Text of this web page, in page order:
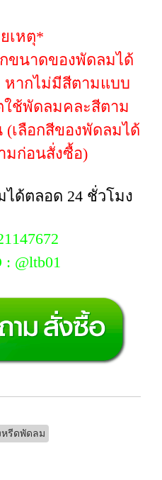
เหตุ*
ขนาดของพัดลมได้
ากไม่มีสีตามแบบ
ช้พัดลมคละสีตาม
เลือกสีของพัดลมได้
มก่อนสั่งซื้อ)
ด้ตลอด 24 ชั่วโมง
@ltb01
หรีดพัดลม